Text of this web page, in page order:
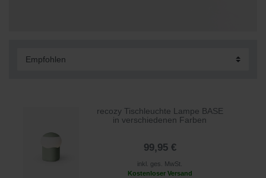
recozy Tischleuchte Lampe BASE
in verschiedenen Farben
99,95 €
inkl. ges. MwSt.
Kostenloser Versand